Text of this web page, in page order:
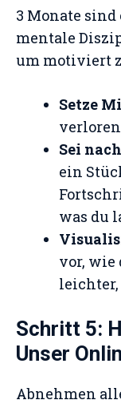
3 Monate sind
mentale
um motiviert
Setze
Sei
ein
was du
vor, wie
leichter,
Schritt 5:
Unser
Abnehmen